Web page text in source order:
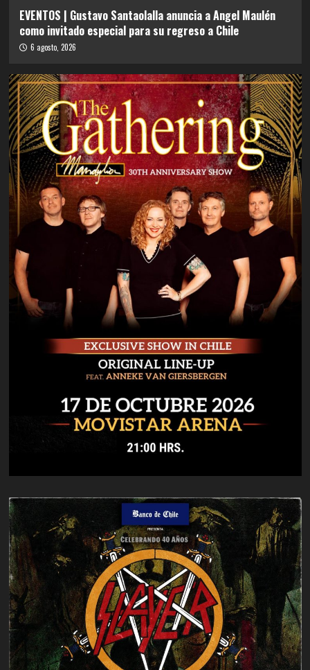
EVENTOS | Gustavo Santaolalla anuncia a Angel Maulén
como invitado especial para su regreso a Chile
6 agosto, 2026